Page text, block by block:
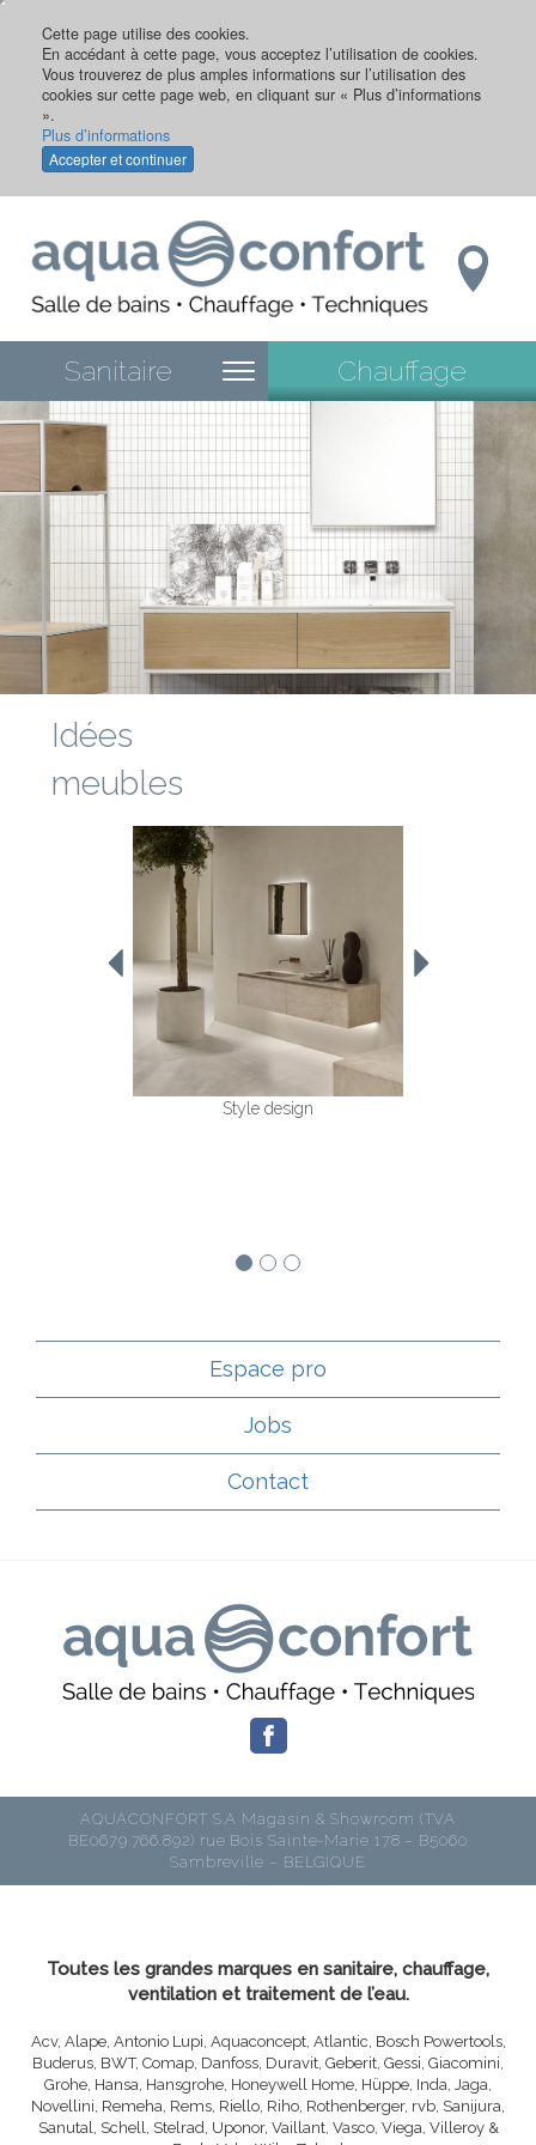
Aller
contenu
principal
Cette page utilise des cookies.
En accédant à cette page, vous acceptez l’utilisation de cookies.
Vous trouverez de plus amples informations sur l’utilisation des
cookies sur cette page web, en cliquant sur « Plus d’informations
».
Plus d’informations
Accepter et continuer
Sanitaire Chauffage
Idées
meubles
Style design
Espace pro
Jobs
Contact
AQUACONFORT S.A Magasin & Showroom (TVA
BE0679.766.892) rue Bois Sainte-Marie 178 – B5060
Sambreville – BELGIQUE
Toutes les grandes marques en sanitaire, chauffage,
ventilation et traitement de l’eau.
Acv, Alape, Antonio Lupi, Aquaconcept, Atlantic, Bosch Powertools,
Buderus, BWT, Comap, Danfoss, Duravit, Geberit, Gessi, Giacomini,
Grohe, Hansa, Hansgrohe, Honeywell Home, Hüppe, Inda, Jaga,
Novellini, Remeha, Rems, Riello, Riho, Rothenberger, rvb, Sanijura,
Sanutal, Schell, Stelrad, Uponor, Vaillant, Vasco, Viega, Villeroy &